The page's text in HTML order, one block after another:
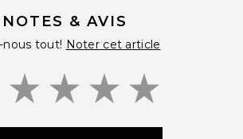
NOTES & AVIS
nous tout! Noter cet article